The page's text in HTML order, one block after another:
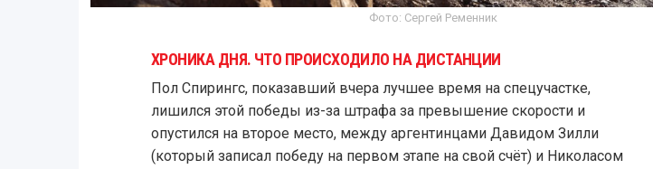
Фото: Сергей Ременник
ХРОНИКА ДНЯ. ЧТО ПРОИСХОДИЛО НА ДИСТАНЦИИ
Пол Спирингс, показавший вчера лучшее время на спецучастке,
лишился этой победы из-за штрафа за превышение скорости и
опустился на второе место, между аргентинцами Давидом Зилли
(который записал победу на первом этапе на свой счёт) и Николасом